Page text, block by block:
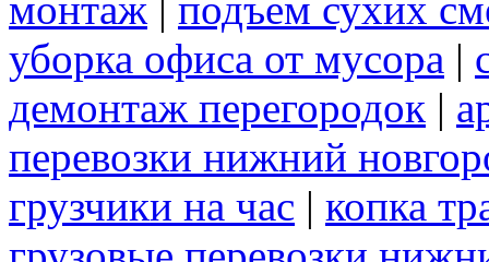
монтаж | подъем сухих
уборка офиса от мусора |
демонтаж перегородок |
перевозки нижний
грузчики на час | копка